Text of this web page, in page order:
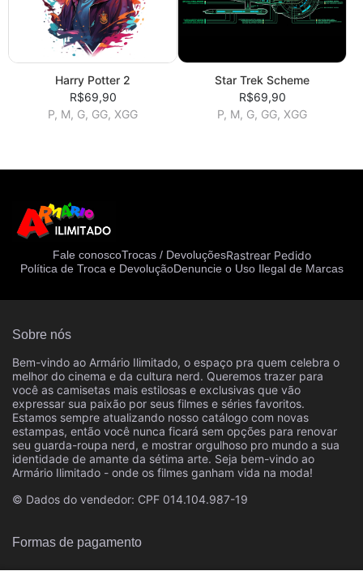
Harry Potter 2
R$69,90
P, M, G, GG, XGG
Star Trek Scheme
R$69,90
P, M, G, GG, XGG
Fale conoscoTrocas / DevoluçõesRastrear Pedido
Política de Troca e DevoluçãoDenuncie o Uso Ilegal de Marcas
Sobre nós
Bem-vindo ao Armário Ilimitado, o espaço pra quem celebra o
melhor do cinema e da cultura nerd. Queremos trazer para
você as camisetas mais estilosas e exclusivas que vão
expressar sua paixão por seus filmes e séries favoritos.
Estamos sempre atualizando nosso catálogo com novas
estampas, então você nunca ficará sem opções para renovar
seu guarda-roupa nerd, e mostrar orgulhoso pro mundo a sua
identidade de amante da sétima arte. Seja bem-vindo ao
Armário Ilimitado - onde os filmes ganham vida na moda!
© Dados do vendedor: CPF 014.104.987-19
Formas de pagamento